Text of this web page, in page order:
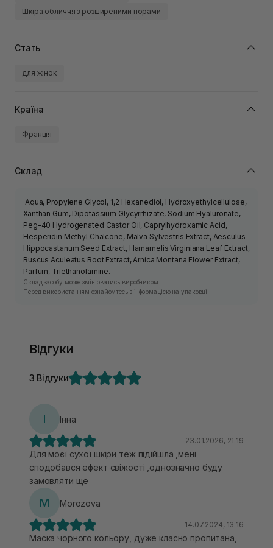
Шкіра обличчя з розширеними порами
Стать
для жінок
Країна
Франція
Склад
Aqua, Propylene Glycol, 1,2 Hexanediol, Hydroxyethylcellulose,
Xanthan Gum, Dipotassium Glycyrrhizate, Sodium Hyaluronate,
Peg-40 Hydrogenated Castor Oil, Caprylhydroxamic Acid,
Hesperidin Methyl Chalcone, Malva Sylvestris Extract, Aesculus
Hippocastanum Seed Extract, Hamamelis Virginiana Leaf Extract,
Ruscus Aculeatus Root Extract, Arnica Montana Flower Extract,
Parfum, Triethanolamine.
Склад засобу може змінюватись виробником.
Перед використанням ознайомтесь з інформацією на упаковці.
Відгуки
3 Відгуки
І Інна
23.01.2026, 21:19
Для моєї сухої шкіри теж підійшла ,мені
сподобався ефект свіжості ,однозначно буду
замовляти ще
M Morozova
14.07.2024, 13:16
Маска чорного кольору, дуже класно пропитана,